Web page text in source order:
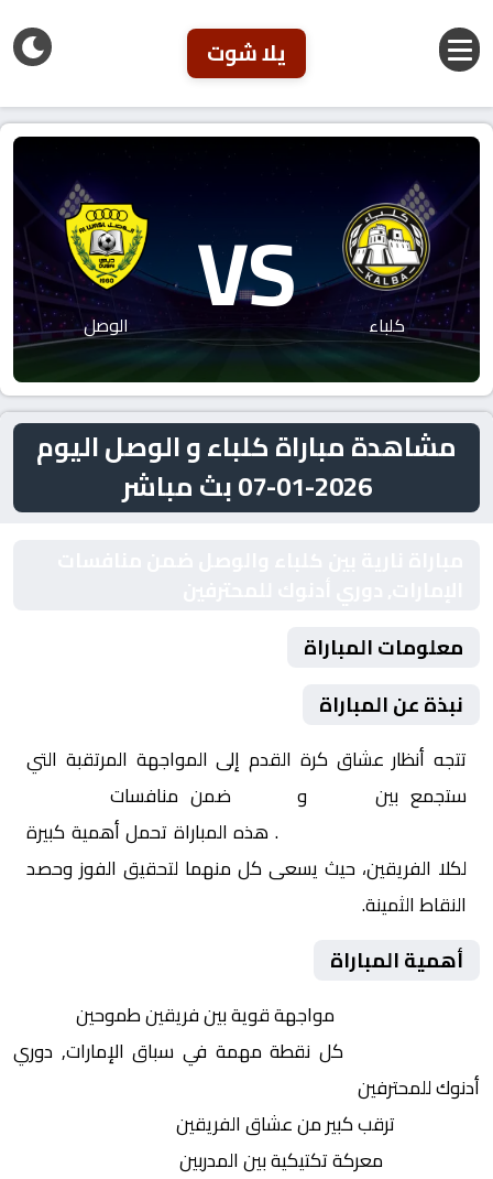
يلا شوت
كلباء VS الوصل
مشاهدة مباراة كلباء و الوصل اليوم
2026-01-07 بث مباشر
معلومات المباراة
نبذة عن المباراة
تتجه أنظار عشاق كرة القدم إلى المواجهة المرتقبة التي
ستجمع بين
و ضمن منافسات
. هذه المباراة تحمل أهمية كبيرة
لكلا الفريقين، حيث يسعى كل منهما لتحقيق الفوز وحصد
النقاط الثمينة.
أهمية المباراة
مواجهة قوية بين فريقين طموحين
كل نقطة مهمة في سباق الإمارات, دوري
أدنوك للمحترفين
ترقب كبير من عشاق الفريقين
معركة تكتيكية بين المدربين